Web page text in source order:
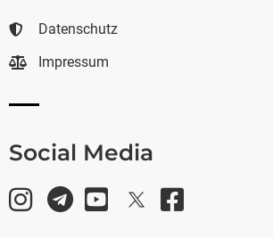
Datenschutz
Impressum
Social Media